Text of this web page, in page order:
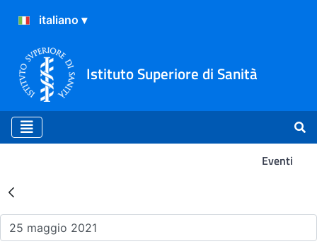
Istituto Superiore di Sanità
Eventi
Risultati della Ricerca -